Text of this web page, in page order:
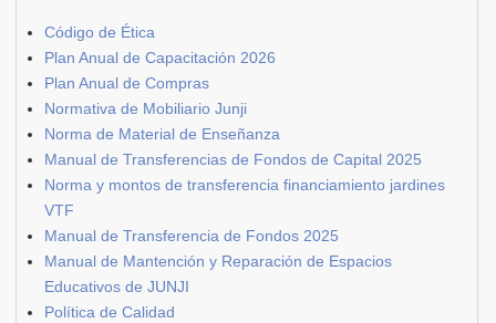
Código de Ética
Plan Anual de Capacitación 2026
Plan Anual de Compras
Normativa de Mobiliario Junji
Norma de Material de Enseñanza
Manual de Transferencias de Fondos de Capital 2025
Norma y montos de transferencia financiamiento jardines
VTF
Manual de Transferencia de Fondos 2025
Manual de Mantención y Reparación de Espacios
Educativos de JUNJI
Política de Calidad